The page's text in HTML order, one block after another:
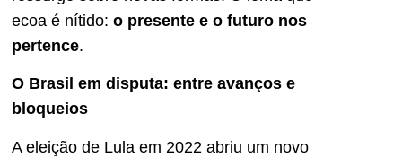
ecoa é nítido: o presente e o futuro nos
pertence.
O Brasil em disputa: entre avanços e
bloqueios
A eleição de Lula em 2022 abriu um novo